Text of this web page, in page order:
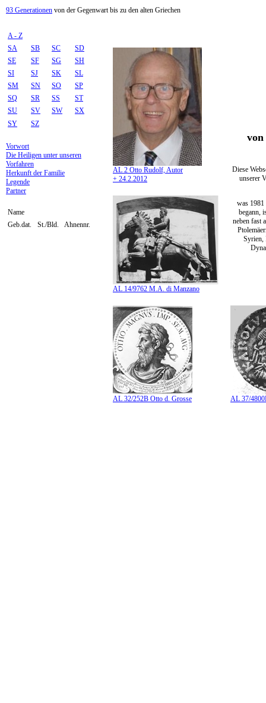
93 Generationen von der Gegenwart bis zu den alten Griechen
A - Z
SA
SB SC
SD
SE
SF SG
SH
SI
SJ SK
SL
SM
SN SO
SP
SQ
SR SS
ST
SU
SV SW
SX
SY
SZ
Vorwort
Die Heiligen unter unseren
Vorfahren
Herkunft der Familie
Legende
Partner
Name
Geb.dat.
St./Bld. Ahnennr.
AL 2 Otto Rudolf, Autor
+ 24.2.2012
von
Diese
unserer
was 1981
begann,
neben fast
Syrien,
AL 14/9762 M.A. di Manzano
AL 32/252B Otto d. Grosse AL 37/